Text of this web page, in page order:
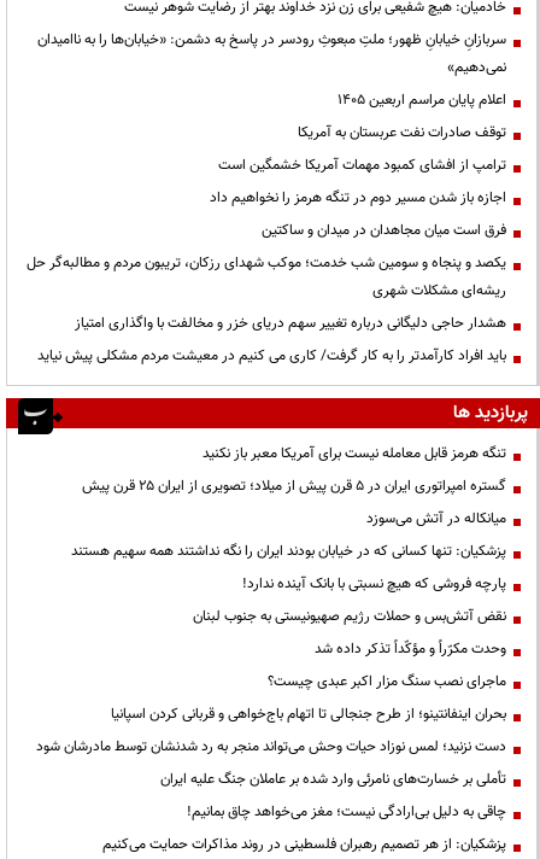
خادمیان: هیچ شفیعی برای زن نزد خداوند بهتر از رضایت شوهر نیست
سربازانِ خیابانِ ظهور؛ ملتِ مبعوثِ رودسر در پاسخ به دشمن: «خیابان‌ها را به ناامیدان
نمی‌دهیم»
اعلام پایان مراسم اربعین ۱۴۰۵
توقف صادرات نفت عربستان به آمریکا
ترامپ از افشای کمبود مهمات آمریکا خشمگین است
اجازه باز شدن مسیر دوم در تنگه هرمز را نخواهیم داد
فرق است میان مجاهدان در میدان و ساکتین
یکصد و پنجاه و سومین شب خدمت؛ موکب شهدای رزکان، تریبون مردم و مطالبه‌گر حل
ریشه‌ای مشکلات شهری
هشدار حاجی دلیگانی درباره تغییر سهم دریای خزر و مخالفت با واگذاری امتیاز
باید افراد کارآمدتر را به کار گرفت/ کاری می کنیم در معیشت مردم مشکلی پیش نیاید
پربازدید ها
تنگه هرمز قابل معامله نیست برای آمریکا معبر باز نکنید
گستره امپراتوری ایران در ۵ قرن پیش از میلاد؛ تصویری از ایران ۲۵ قرن پیش
میانکاله در آتش می‌سوزد
پزشکیان: تنها کسانی که در خیابان بودند ایران را نگه نداشتند همه سهیم هستند
پارچه فروشی که هیچ نسبتی با بانک آینده ندارد!
نقض آتش‌بس و حملات رژیم صهیونیستی به جنوب لبنان
وحدت مکرّراً و مؤکّداً تذکر داده شد
ماجرای نصب سنگ مزار اکبر عبدی چیست؟
بحران اینفانتینو؛ از طرح جنجالی تا اتهام باج‌خواهی و قربانی کردن اسپانیا
دست نزنید؛ لمس نوزاد حیات وحش می‌تواند منجر به رد شدنشان توسط مادرشان شود
تأملی بر خسارت‌های نامرئی وارد شده بر عاملان جنگ علیه ایران
چاقی به دلیل بی‌ارادگی نیست؛ مغز می‌خواهد چاق بمانیم!
پزشکیان: از هر تصمیم رهبران فلسطینی در روند مذاکرات حمایت می‌کنیم